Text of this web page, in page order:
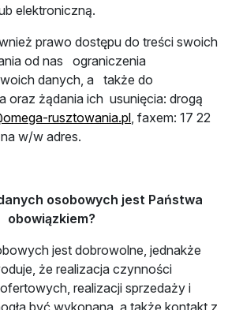
elektroniczną.
prawo dostępu do treści swoich
od nas ograniczenia
danych, a także do
oraz żądania ich usunięcia: drogą
rusztowania.pl, faxem: 17 22
w/w adres.
osobowych jest Państwa
obowiązkiem?
jest dobrowolne, jednakże
że realizacja czynności
realizacji sprzedaży i
być wykonana, a także kontakt z